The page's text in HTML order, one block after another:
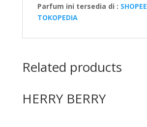
Parfum ini tersedia di : SHOPEE
TOKOPEDIA
Related products
HERRY BERRY